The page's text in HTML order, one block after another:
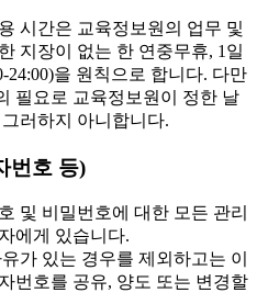
시간은 교육정보원의 업무 및
지장이 없는 한 연중무휴, 1일
24:00)을 원칙으로 합니다. 다만
필요로 교육정보원이 정한 날
러하지 아니합니다.
번호 등)
및 비밀번호에 대한 모든 관리
에게 있습니다.
가 있는 경우를 제외하고는 이
번호를 공유, 양도 또는 변경할